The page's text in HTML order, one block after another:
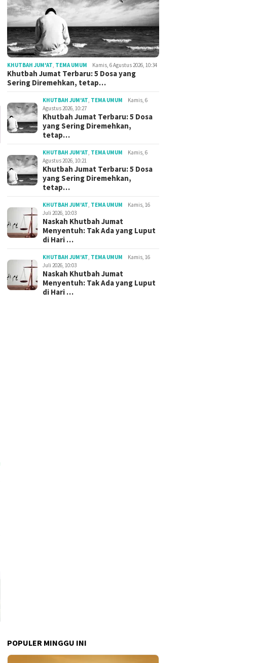
KHUTBAH JUM'AT, TEMA UMUM Kamis, 6 Agustus 2026, 10:34
Khutbah Jumat Terbaru: 5 Dosa yang
Sering Diremehkan, tetap…
KHUTBAH JUM'AT, TEMA UMUM
Kamis, 6
Agustus 2026, 10:27
Khutbah Jumat Terbaru: 5 Dosa
yang Sering Diremehkan,
tetap…
KHUTBAH JUM'AT, TEMA UMUM
Kamis, 6
Agustus 2026, 10:21
Khutbah Jumat Terbaru: 5 Dosa
yang Sering Diremehkan,
tetap…
KHUTBAH JUM'AT, TEMA UMUM
Kamis, 16
Juli 2026, 10:03
Naskah Khutbah Jumat
Menyentuh: Tak Ada yang Luput
di Hari …
KHUTBAH JUM'AT, TEMA UMUM
Kamis, 16
Juli 2026, 10:03
Naskah Khutbah Jumat
Menyentuh: Tak Ada yang Luput
di Hari …
POPULER MINGGU INI